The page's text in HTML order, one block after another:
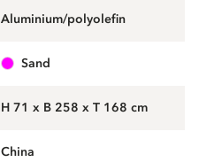
aluminium/polyolefin
sand
H 71 x B 258 x T 168 cm
China